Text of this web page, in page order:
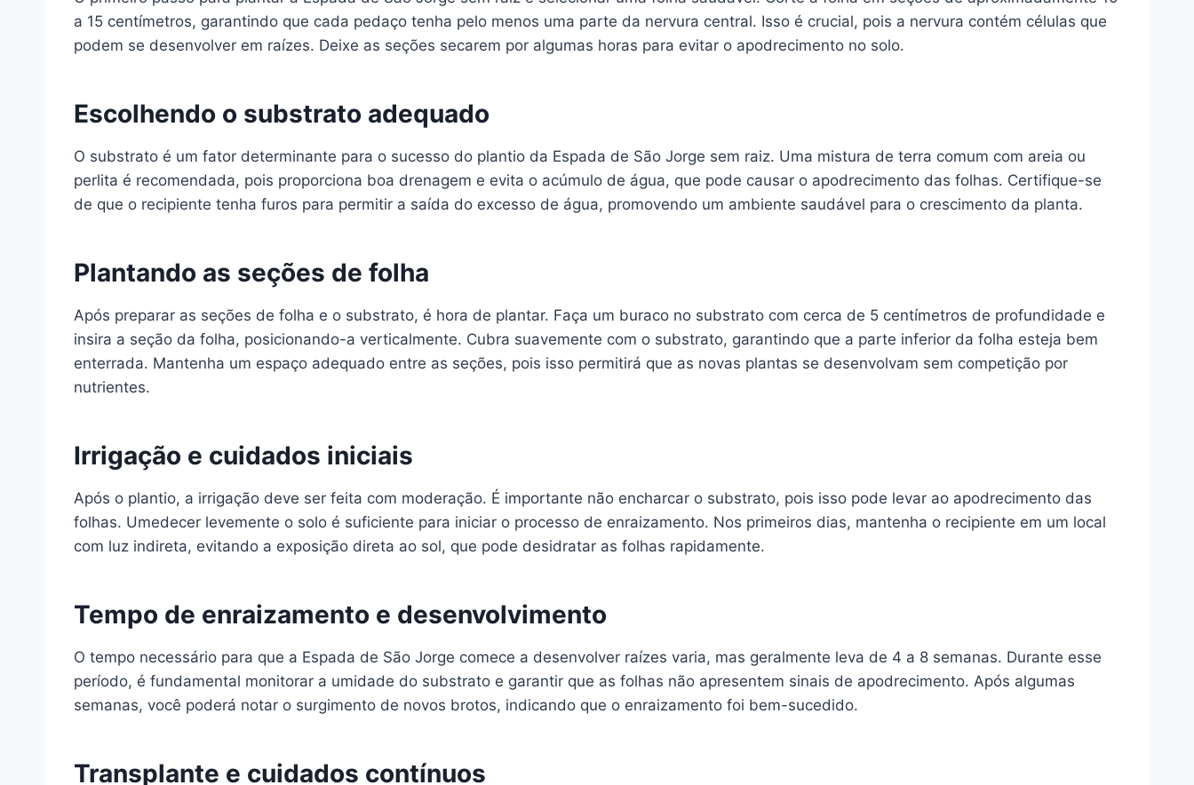
a 15 centímetros, garantindo que cada pedaço tenha pelo menos uma parte da nervura central. Isso é crucial, pois a nervura contém células que
podem se desenvolver em raízes. Deixe as seções secarem por algumas horas para evitar o apodrecimento no solo.
Escolhendo o substrato adequado
O substrato é um fator determinante para o sucesso do plantio da Espada de São Jorge sem raiz. Uma mistura de terra comum com areia ou
perlita é recomendada, pois proporciona boa drenagem e evita o acúmulo de água, que pode causar o apodrecimento das folhas. Certifique-se
de que o recipiente tenha furos para permitir a saída do excesso de água, promovendo um ambiente saudável para o crescimento da planta.
Plantando as seções de folha
Após preparar as seções de folha e o substrato, é hora de plantar. Faça um buraco no substrato com cerca de 5 centímetros de profundidade e
insira a seção da folha, posicionando-a verticalmente. Cubra suavemente com o substrato, garantindo que a parte inferior da folha esteja bem
enterrada. Mantenha um espaço adequado entre as seções, pois isso permitirá que as novas plantas se desenvolvam sem competição por
nutrientes.
Irrigação e cuidados iniciais
Após o plantio, a irrigação deve ser feita com moderação. É importante não encharcar o substrato, pois isso pode levar ao apodrecimento das
folhas. Umedecer levemente o solo é suficiente para iniciar o processo de enraizamento. Nos primeiros dias, mantenha o recipiente em um local
com luz indireta, evitando a exposição direta ao sol, que pode desidratar as folhas rapidamente.
Tempo de enraizamento e desenvolvimento
O tempo necessário para que a Espada de São Jorge comece a desenvolver raízes varia, mas geralmente leva de 4 a 8 semanas. Durante esse
período, é fundamental monitorar a umidade do substrato e garantir que as folhas não apresentem sinais de apodrecimento. Após algumas
semanas, você poderá notar o surgimento de novos brotos, indicando que o enraizamento foi bem-sucedido.
Transplante e cuidados contínuos